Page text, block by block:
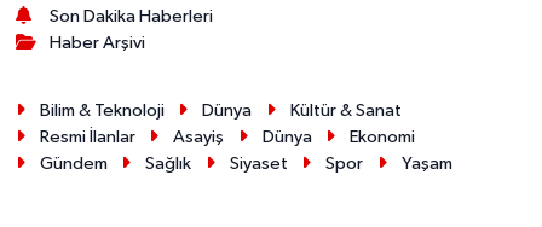
Son Dakika Haberleri
Haber Arşivi
Bilim & Teknoloji Dünya
Kültür & Sanat
Resmi İlanlar
Asayiş Dünya
Ekonomi
Gündem
Sağlık Siyaset Spor Yaşam